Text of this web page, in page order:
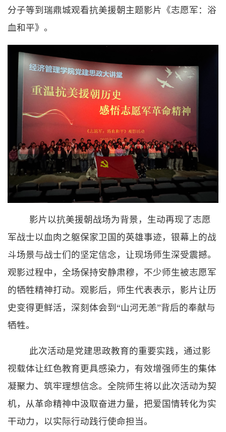
分子等到瑞鼎城观看抗美援朝主题影片《志愿军：浴
血和平》。
影片以抗美援朝战场为背景，生动再现了志愿
军战士以血肉之躯保家卫国的英雄事迹，银幕上的战
斗场景与战士们的坚定信念，让现场师生深受震撼。
观影过程中，全场保持安静肃穆，不少师生被志愿军
的牺牲精神打动。观影后，师生代表表示，影片让历
史变得更鲜活，深刻体会到“山河无恙”背后的奉献与
牺牲。
此次活动是党建思政教育的重要实践，通过影
视载体让红色教育更具感染力，有效增强师生的集体
凝聚力、筑牢理想信念。全院师生将以此次活动为契
机，从革命精神中汲取奋进力量，把爱国情转化为实
干动力，以实际行动践行使命担当。